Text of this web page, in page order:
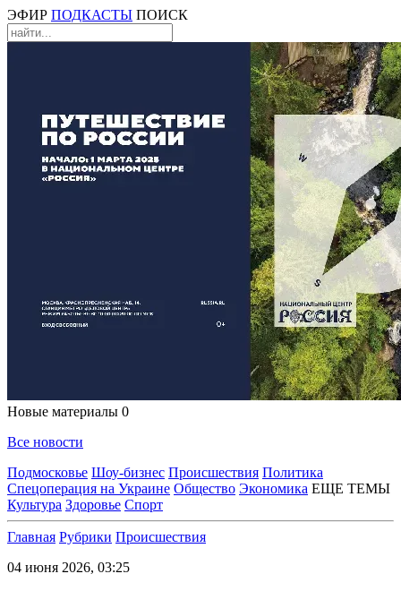
ЭФИР ПОДКАСТЫ ПОИСК
Новые материалы 0
Все новости
Подмосковье Шоу-бизнес Происшествия Политика
Спецоперация на Украине Общество Экономика ЕЩЕ ТЕМЫ
Культура Здоровье Спорт
Главная Рубрики Происшествия
04 июня 2026, 03:25